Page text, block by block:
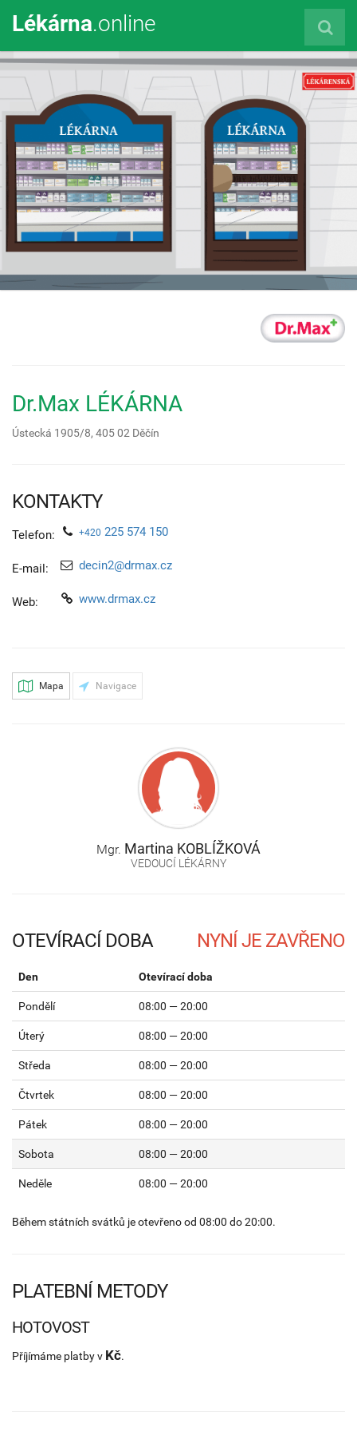
Lékárna.online
Dr.Max LÉKÁRNA
Ústecká 1905/8, 405 02 Děčín
KONTAKTY
Telefon: +420 225 574 150
E-mail: decin2@drmax.cz
Web: www.drmax.cz
Mapa Navigace
Mgr. Martina KOBLÍŽKOVÁ
VEDOUCÍ LÉKÁRNY
OTEVÍRACÍ DOBA
Den Otevírací doba
Pondělí 08:00 — 20:00
Úterý 08:00 — 20:00
Středa 08:00 — 20:00
Čtvrtek 08:00 — 20:00
Pátek 08:00 — 20:00
Sobota 08:00 — 20:00
Neděle 08:00 — 20:00
Během státních svátků je otevřeno od 08:00 do 20:00.
PLATEBNÍ METODY
HOTOVOST
Příjímáme platby v Kč.